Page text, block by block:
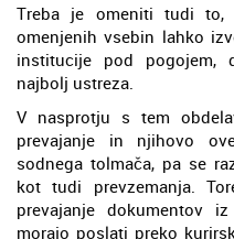
Treba je omeniti tudi
omenjenih vsebin lahko
institucije pod pogojem,
najbolj ustreza.
V nasprotju s tem
prevajanje in njihovo
sodnega tolmača, pa se
kot tudi prevzemanja.
prevajanje dokumentov
morajo poslati preko